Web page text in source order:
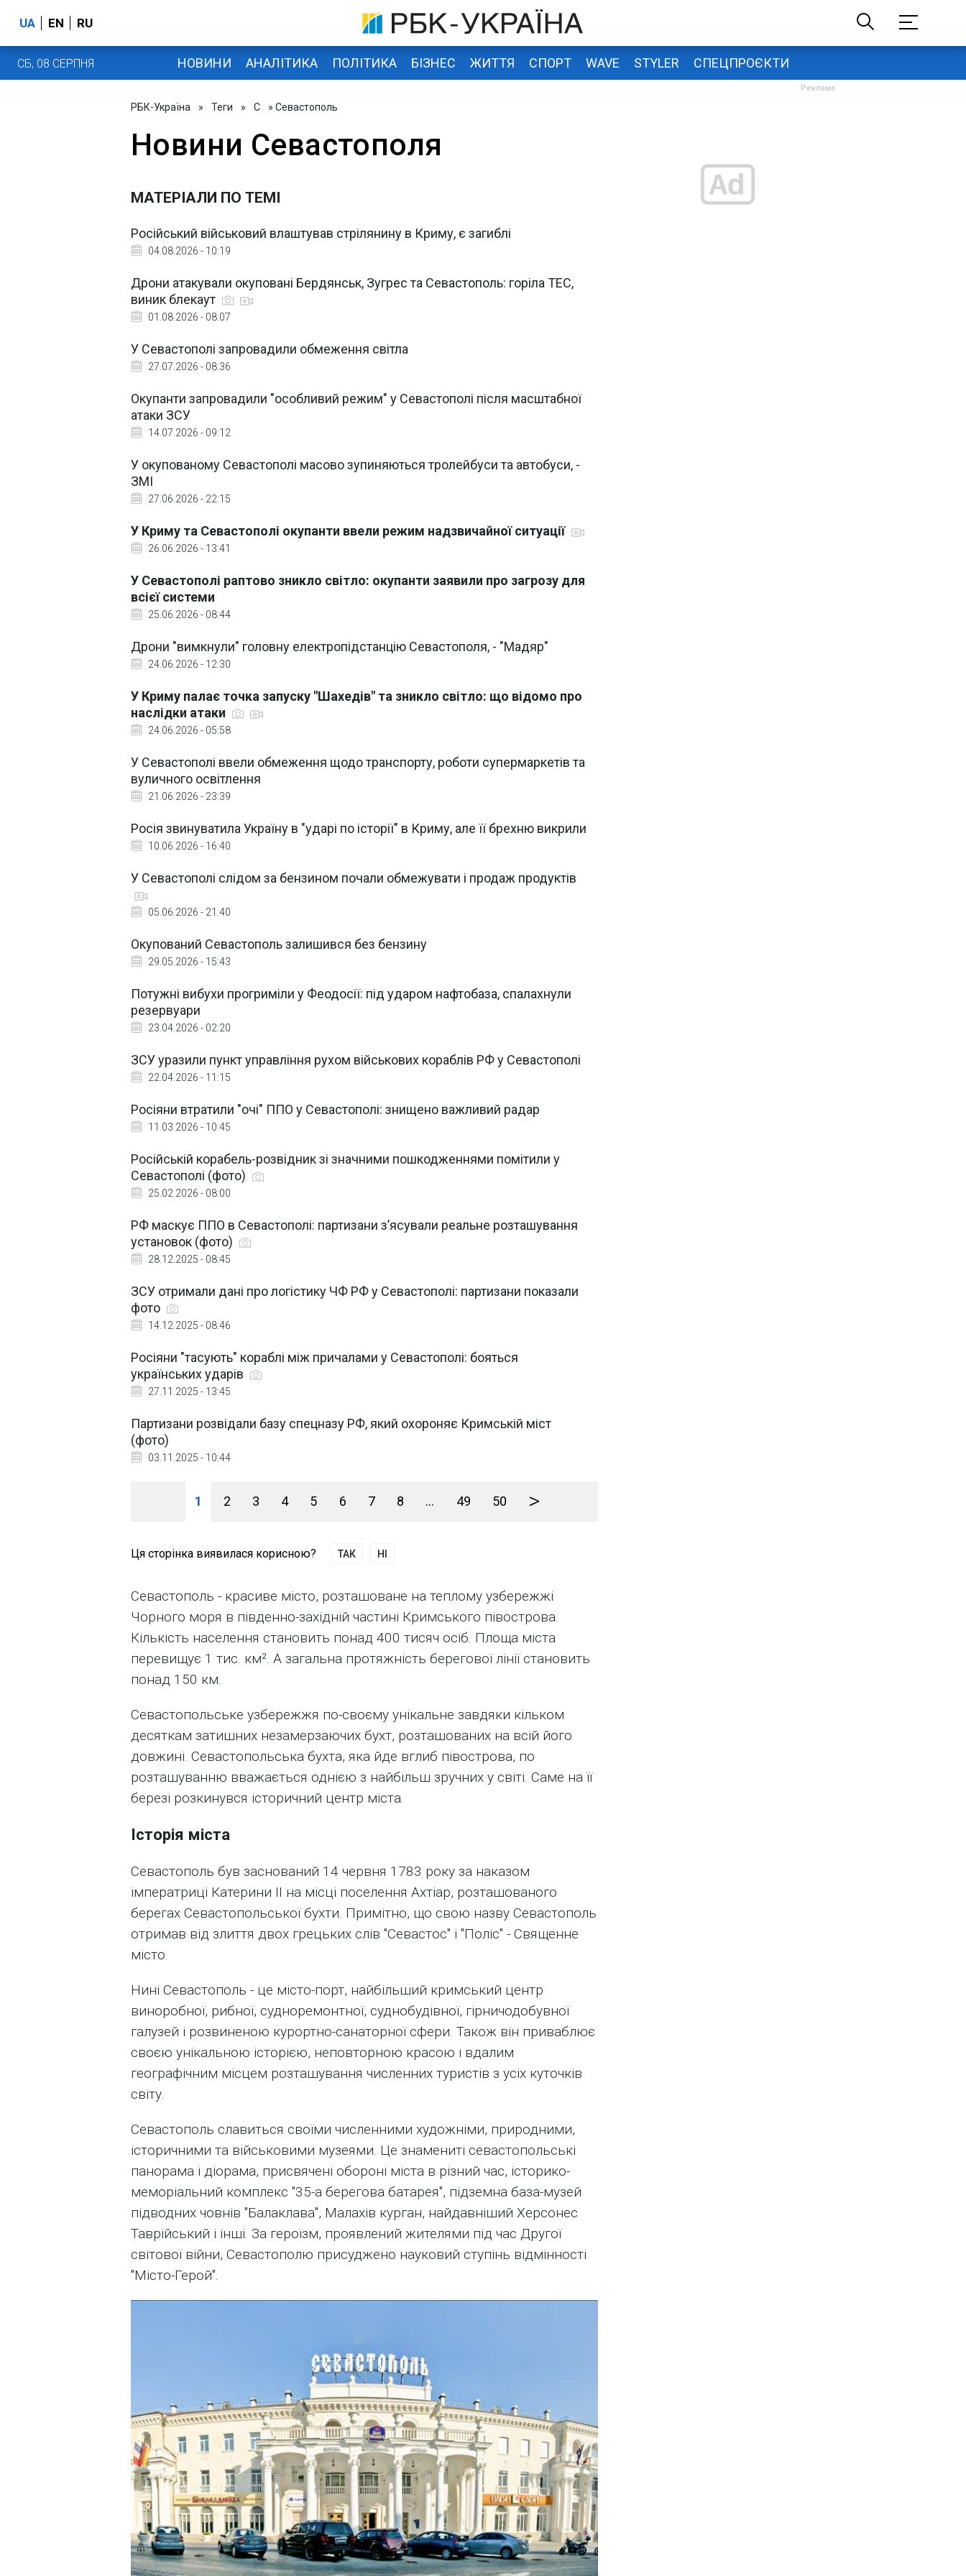
UA EN RU
СБ, 08 СЕРПНЯ НОВИНИ АНАЛІТИКА ПОЛІТИКА БІЗНЕС ЖИТТЯ СПОРТ WAVE STYLER СПЕЦПРОЄКТИ
РБК-Україна » Теги » С » Севастополь
Новини Севастополя
МАТЕРІАЛИ ПО ТЕМІ
Російський військовий влаштував стрілянину в Криму, є загиблі
04.08.2026 - 10:19
Дрони атакували окуповані Бердянськ, Зугрес та Севастополь: горіла ТЕС,
виник блекаут
01.08.2026 - 08:07
У Севастополі запровадили обмеження світла
27.07.2026 - 08:36
Окупанти запровадили "особливий режим" у Севастополі після масштабної
атаки ЗСУ
14.07.2026 - 09:12
У окупованому Севастополі масово зупиняються тролейбуси та автобуси, -
ЗМІ
27.06.2026 - 22:15
У Криму та Севастополі окупанти ввели режим надзвичайної ситуації
26.06.2026 - 13:41
У Севастополі раптово зникло світло: окупанти заявили про загрозу для
всієї системи
25.06.2026 - 08:44
Дрони "вимкнули" головну електропідстанцію Севастополя, - "Мадяр"
24.06.2026 - 12:30
У Криму палає точка запуску "Шахедів" та зникло світло: що відомо про
наслідки атаки
24.06.2026 - 05:58
У Севастополі ввели обмеження щодо транспорту, роботи супермаркетів та
вуличного освітлення
21.06.2026 - 23:39
Росія звинуватила Україну в "ударі по історії" в Криму, але її брехню викрили
10.06.2026 - 16:40
У Севастополі слідом за бензином почали обмежувати і продаж продуктів
05.06.2026 - 21:40
Окупований Севастополь залишився без бензину
29.05.2026 - 15:43
Потужні вибухи прогриміли у Феодосії: під ударом нафтобаза, спалахнули
резервуари
23.04.2026 - 02:20
ЗСУ уразили пункт управління рухом військових кораблів РФ у Севастополі
22.04.2026 - 11:15
Росіяни втратили "очі" ППО у Севастополі: знищено важливий радар
11.03.2026 - 10:45
Російській корабель-розвідник зі значними пошкодженнями помітили у
Севастополі (фото)
25.02.2026 - 08:00
РФ маскує ППО в Севастополі: партизани зʼясували реальне розташування
установок (фото)
28.12.2025 - 08:45
ЗСУ отримали дані про логістику ЧФ РФ у Севастополі: партизани показали
фото
14.12.2025 - 08:46
Росіяни "тасують" кораблі між причалами у Севастополі: бояться
українських ударів
27.11.2025 - 13:45
Партизани розвідали базу спецназу РФ, який охороняє Кримській міст
(фото)
03.11.2025 - 10:44
1 2 3 4 5 6 7 8 ... 49 50 >
Ця сторінка виявилася корисною? ТАК НІ
Севастополь - красиве місто, розташоване на теплому узбережжі
Чорного моря в південно-західній частині Кримського півострова.
Кількість населення становить понад 400 тисяч осіб. Площа міста
перевищує 1 тис. км². А загальна протяжність берегової лінії становить
понад 150 км.
Севастопольське узбережжя по-своєму унікальне завдяки кільком
десяткам затишних незамерзаючих бухт, розташованих на всій його
довжині. Севастопольська бухта, яка йде вглиб півострова, по
розташуванню вважається однією з найбільш зручних у світі. Саме на її
березі розкинувся історичний центр міста.
Історія міста
Севастополь був заснований 14 червня 1783 року за наказом
імператриці Катерини II на місці поселення Ахтіар, розташованого
берегах Севастопольської бухти. Примітно, що свою назву Севастополь
отримав від злиття двох грецьких слів "Севастос" і "Поліс" - Священне
місто.
Нині Севастополь - це місто-порт, найбільший кримський центр
виноробної, рибної, судноремонтної, суднобудівної, гірничодобувної
галузей і розвиненою курортно-санаторної сфери. Також він приваблює
своєю унікальною історією, неповторною красою і вдалим
географічним місцем розташування численних туристів з усіх куточків
світу.
Севастополь славиться своїми численними художніми, природними,
історичними та військовими музеями. Це знамениті севастопольські
панорама і діорама, присвячені обороні міста в різний час, історико-
меморіальний комплекс "35-а берегова батарея", підземна база-музей
підводних човнів "Балаклава", Малахів курган, найдавніший Херсонес
Таврійський і інші. За героїзм, проявлений жителями під час Другої
світової війни, Севастополю присуджено науковий ступінь відмінності
"Місто-Герой".